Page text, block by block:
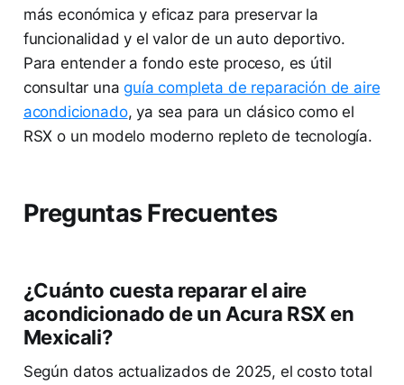
más económica y eficaz para preservar la
funcionalidad y el valor de un auto deportivo.
Para entender a fondo este proceso, es útil
consultar unaguía completa de reparación de aire
acondicionado, ya sea para un clásico como el
RSX o un modelo moderno repleto de tecnología.
Preguntas Frecuentes
¿Cuánto cuesta reparar el aire
acondicionado de un Acura RSX en
Mexicali?
Según datos actualizados de 2025, el costo total